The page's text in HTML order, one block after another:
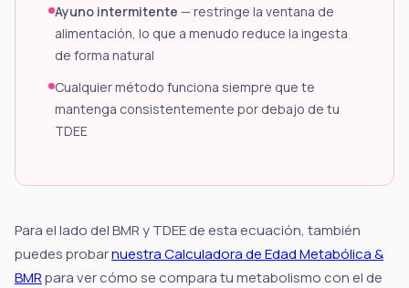
Ayuno intermitente — restringe la ventana de
alimentación, lo que a menudo reduce la ingesta
de forma natural
Cualquier método funciona siempre que te
mantenga consistentemente por debajo de tu
TDEE
Para el lado del BMR y TDEE de esta ecuación, también
puedes probarnuestra Calculadora de Edad Metabólica &
BMRpara ver cómo se compara tu metabolismo con el de